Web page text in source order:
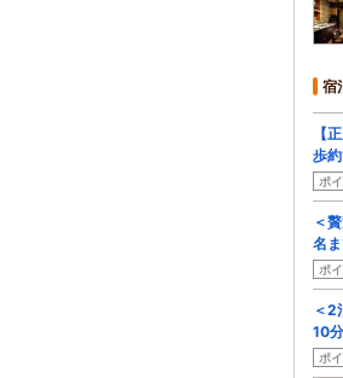
宿
【
歩
ポ
＜
名
ポ
＜2
10
ポ